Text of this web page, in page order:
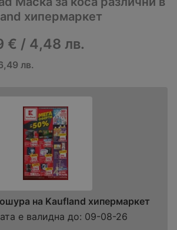
хипермаркет
€ / 4,48 лв.
лв.
на Kaufland хипермаркет
е валидна до: 09-08-26